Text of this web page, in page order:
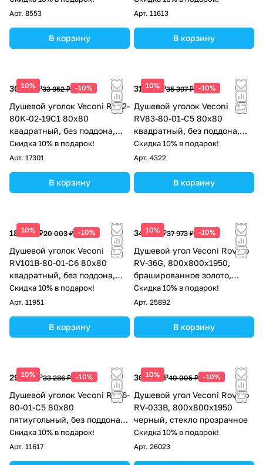
Арт. 8553
В корзину
Арт. 11613
В корзину
10%
30 557 ₽33 952 ₽ -10%
Душевой уголок Veconi RV22-
80K-02-19C1 80х80
квадратный, без поддона,
прозрачное стекло, хром
Скидка 10% в подарок!
Арт. 17301
В корзину
10%
31 857 ₽35 397 ₽ -10%
Душевой уголок Veconi
RV83-80-01-C5 80х80
квадратный, без поддона,
прозрачное стекло,
брашированный алюминий
Скидка 10% в подарок!
Арт. 4322
В корзину
10%
18 003 ₽20 003 ₽ -10%
Душевой уголок Veconi
RV101B-80-01-C6 80x80
квадратный, без поддона,
прозрачное стекло, черный
матовый
Скидка 10% в подарок!
Арт. 11951
В корзину
10%
34 176 ₽37 973 ₽ -10%
Душевой угол Veconi Rovigo
RV-36G, 800x800x1950,
брашированное золото,
стекло прозрачное
Скидка 10% в подарок!
Арт. 25892
В корзину
10%
29 957 ₽33 286 ₽ -10%
Душевой уголок Veconi RV36-
80-01-C5 80х80
пятиугольный, без поддона,
прозрачное стекло, хром
Скидка 10% в подарок!
Арт. 11617
10%
36 005 ₽40 005 ₽ -10%
Душевой угол Veconi Rovigo
RV-033B, 800х800х1950
черный, стекло прозрачное
Скидка 10% в подарок!
Арт. 26023